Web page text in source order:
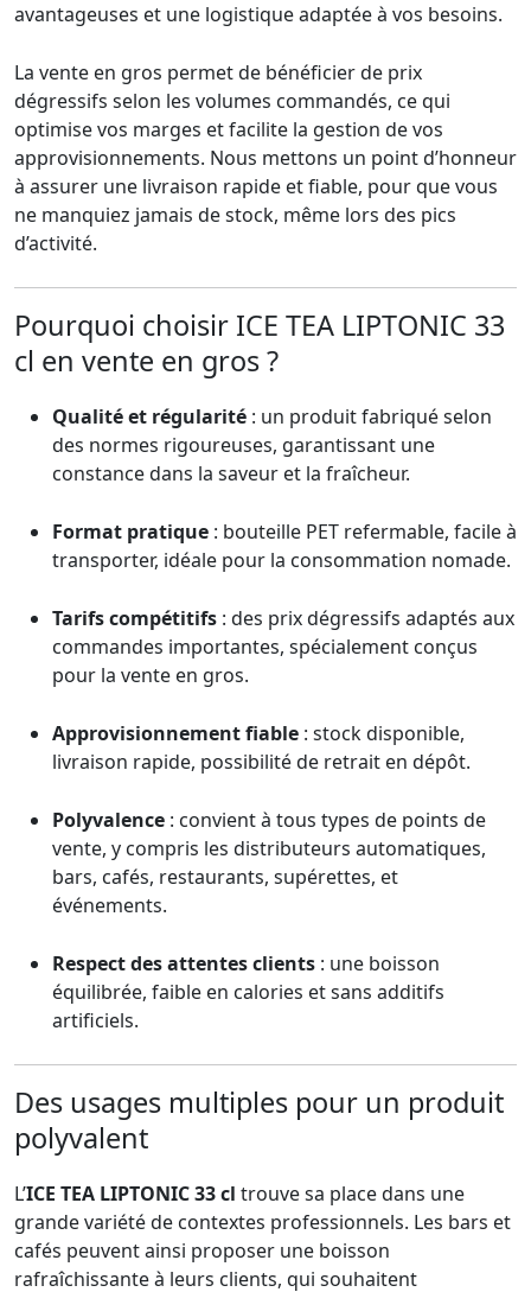
avantageuses et une logistique adaptée à vos besoins.
La vente en gros permet de bénéficier de prix
dégressifs selon les volumes commandés, ce qui
optimise vos marges et facilite la gestion de vos
approvisionnements. Nous mettons un point d’honneur
à assurer une livraison rapide et fiable, pour que vous
ne manquiez jamais de stock, même lors des pics
d’activité.
Pourquoi choisir ICE TEA LIPTONIC 33
cl en vente en gros ?
Qualité et régularité : un produit fabriqué selon
des normes rigoureuses, garantissant une
constance dans la saveur et la fraîcheur.
Format pratique : bouteille PET refermable, facile à
transporter, idéale pour la consommation nomade.
Tarifs compétitifs : des prix dégressifs adaptés aux
commandes importantes, spécialement conçus
pour la vente en gros.
Approvisionnement fiable : stock disponible,
livraison rapide, possibilité de retrait en dépôt.
Polyvalence : convient à tous types de points de
vente, y compris les distributeurs automatiques,
bars, cafés, restaurants, supérettes, et
événements.
Respect des attentes clients : une boisson
équilibrée, faible en calories et sans additifs
artificiels.
Des usages multiples pour un produit
polyvalent
L’ICE TEA LIPTONIC 33 cl trouve sa place dans une
grande variété de contextes professionnels. Les bars et
cafés peuvent ainsi proposer une boisson
rafraîchissante à leurs clients, qui souhaitent